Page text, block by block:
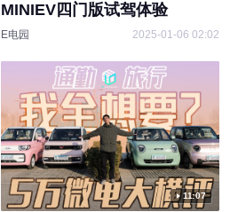
MINIEV四门版试驾体验
E电园 2025-01-06 02:02
11:07